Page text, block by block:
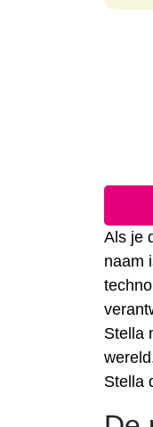
Als je
naam
Stella
Stella